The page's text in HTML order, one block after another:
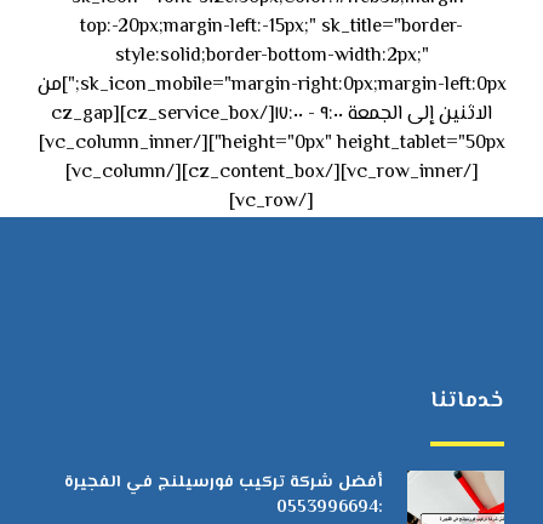
top:-20px;margin-left:-15px;" sk_title="border-
style:solid;border-bottom-width:2px;"
sk_icon_mobile="margin-right:0px;margin-left:0px;"]من
الاثنين إلى الجمعة ٩:٠٠ - ١٧:٠٠[/cz_service_box][cz_gap
height="0px" height_tablet="50px"][/vc_column_inner]
[/vc_row_inner][/cz_content_box][/vc_column]
[/vc_row]
خدماتنا
أفضل شركة تركيب فورسيلنج في الفجيرة
:0553996694